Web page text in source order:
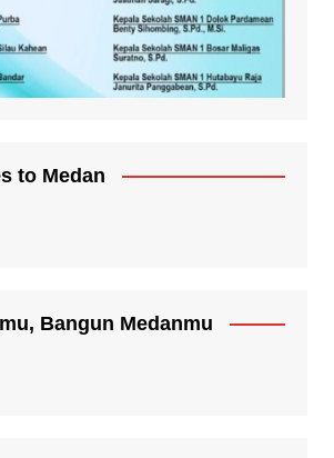
to Medan
Bangun Medanmu